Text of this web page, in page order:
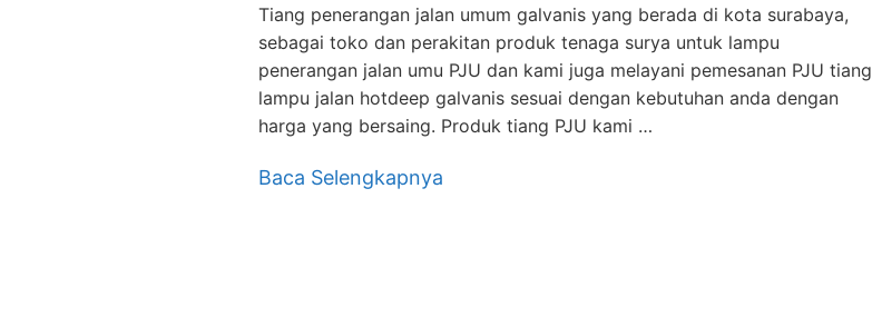
Tiang penerangan jalan umum galvanis yang berada di kota surabaya,
sebagai toko dan perakitan produk tenaga surya untuk lampu
penerangan jalan umu PJU dan kami juga melayani pemesanan PJU tiang
lampu jalan hotdeep galvanis sesuai dengan kebutuhan anda dengan
harga yang bersaing. Produk tiang PJU kami …
Baca Selengkapnya